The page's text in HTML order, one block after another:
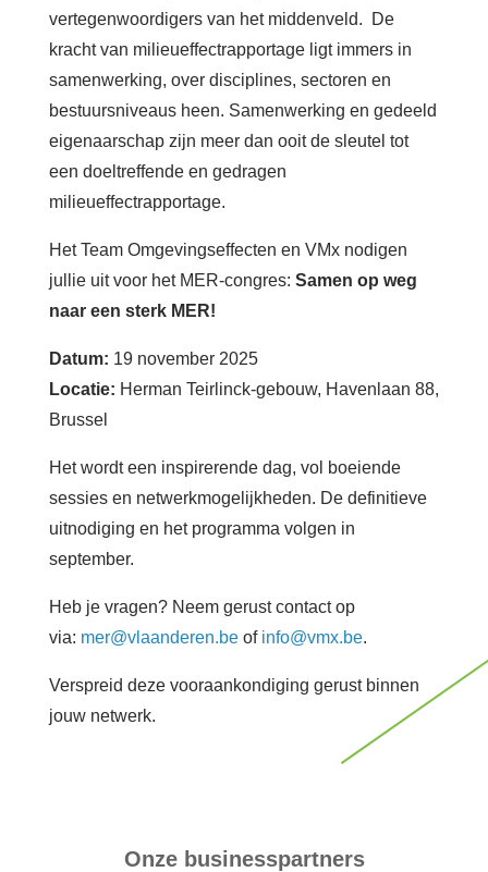
vertegenwoordigers van het middenveld. De
kracht van milieueffectrapportage ligt immers in
samenwerking, over disciplines, sectoren en
bestuursniveaus heen. Samenwerking en gedeeld
eigenaarschap zijn meer dan ooit de sleutel tot
een doeltreffende en gedragen
milieueffectrapportage.
Het Team Omgevingseffecten en VMx nodigen
jullie uit voor het MER-congres: Samen op weg
naar een sterk MER!
Datum: 19 november 2025
Locatie: Herman Teirlinck-gebouw, Havenlaan 88,
Brussel
Het wordt een inspirerende dag, vol boeiende
sessies en netwerkmogelijkheden. De definitieve
uitnodiging en het programma volgen in
september.
Heb je vragen? Neem gerust contact op
via: mer@vlaanderen.beof info@vmx.be.
Verspreid deze vooraankondiging gerust binnen
jouw netwerk.
Onze businesspartners